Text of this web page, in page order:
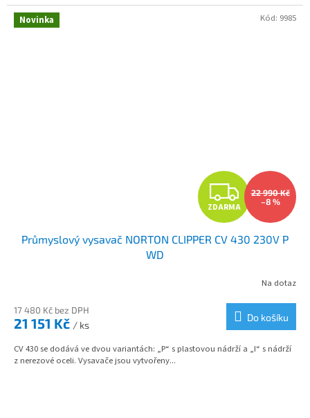
Novinka
Z
D
A
M
A
ZDARMA
22 990 Kč
–8 %
Průmyslový vysavač NORTON CLIPPER CV 430 230V P
WD
Na dotaz
17 480 Kč bez DPH
21 151 Kč / ks
Do košíku
CV 430 se dodává ve dvou variantách: „P“ s plastovou nádrží a „I“ s nádrží
z nerezové oceli. Vysavače jsou vytvořeny...
Kód: 9985